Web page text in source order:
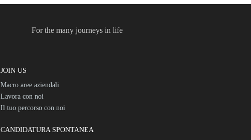
For the many journeys in life
JOIN US
Macro aree aziendali
Lavora con noi
Il tuo percorso con noi
CANDIDATURA SPONTANEA